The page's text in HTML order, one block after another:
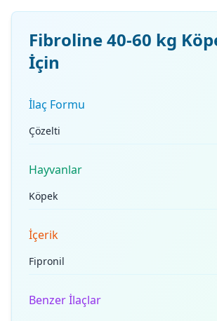
Fibroline 40-60 kg
İçin
İlaç Formu
Çözelti
Hayvanlar
Köpek
İçerik
Fipronil
Benzer İlaçlar